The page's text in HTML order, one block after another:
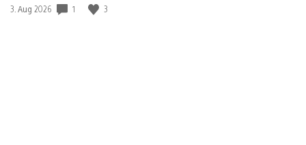
Veröffentlichungsdatum:
3. Aug 2026 1 3